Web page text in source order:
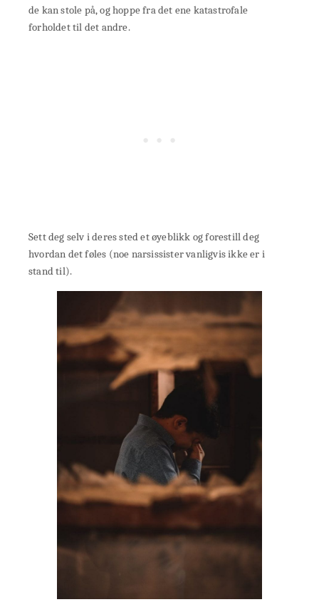
de kan stole på, og hoppe fra det ene katastrofale
forholdet til det andre.
Sett deg selv i deres sted et øyeblikk og forestill deg
hvordan det føles (noe narsissister vanligvis ikke er i
stand til).